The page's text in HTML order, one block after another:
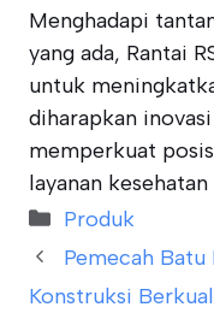
Menghadapi
yang ada, Rantai
untuk
diharapkan
memperkuat
layanan
Categories
Produk
Pemecah
Konstruksi